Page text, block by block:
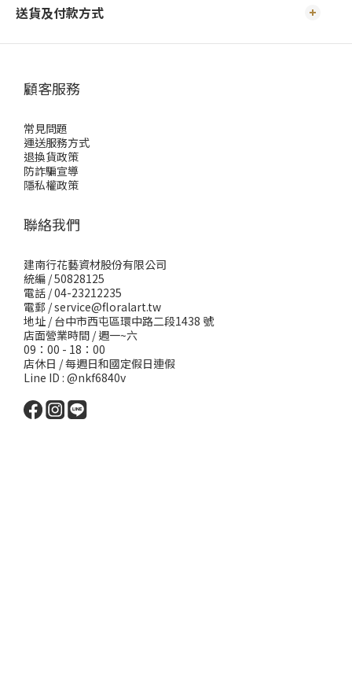
送貨及付款方式
顧客服務
常見問題
運送服務方式
退換貨政策
防詐騙宣導
隱私權政策
聯絡我們
建南行花藝資材股份有限公司
統編 / 50828125
電話 / 04-23212235
電郵 /service@floralart.tw
地址 / 台中市西屯區環中路二段1438 號
店面營業時間 / 週一~六
09：00 - 18：00
店休日 / 每週日和國定假日連假
Line ID : @nkf6840v